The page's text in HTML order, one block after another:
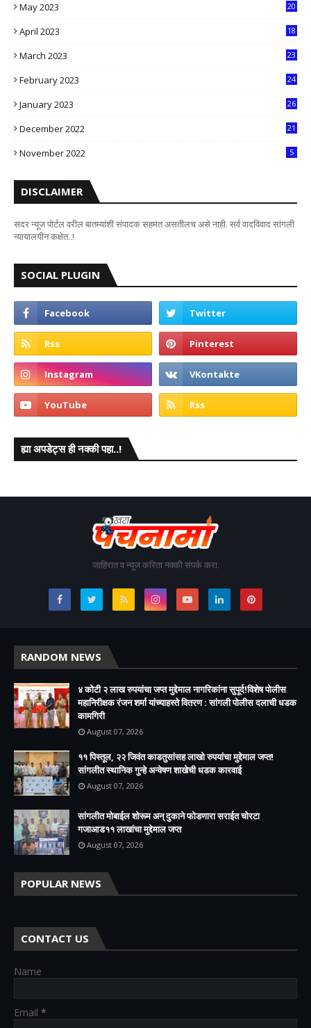
May 2023
20
April 2023
18
March 2023
23
February 2023
24
January 2023
26
December 2022
21
November 2022 5
DISCLAIMER
सदर न्यूज पोर्टल वरील बातम्यांशी संपादक सहमत असतीलच असे नाही. सर्व वादविवाद सांगली
न्यायालयीन कक्षेत..!
SOCIAL PLUGIN
ह्या अपडेट्स ही नक्की पहा..!
जाहिरात व न्यूज करिता नक्की संपर्क करा.
RANDOM NEWS
४ कोटी २ लाख रुपयांचा जप्त मुद्देमाल नागरिकांना सुपूर्द!विशेष पोलीस
महानिरीक्षक रंजन शर्मा यांच्याहस्ते वितरण : सांगली पोलीस दलाची धडक
कामगिरी
August 07, 2026
११ पिस्तूल, २२ जिवंत काडतुसांसह लाखो रुपयांचा मुद्देमाल जप्त!
सांगलीत स्थानिक गुन्हे अन्वेषण शाखेची धडक कारवाई
August 07, 2026
सांगलीत मोबाईल शोरूम अन् दुकाने फोडणारा सराईत चोरटा
गजाआड११ लाखांचा मुद्देमाल जप्त
August 07, 2026
POPULAR NEWS
CONTACT US
Name
Email *